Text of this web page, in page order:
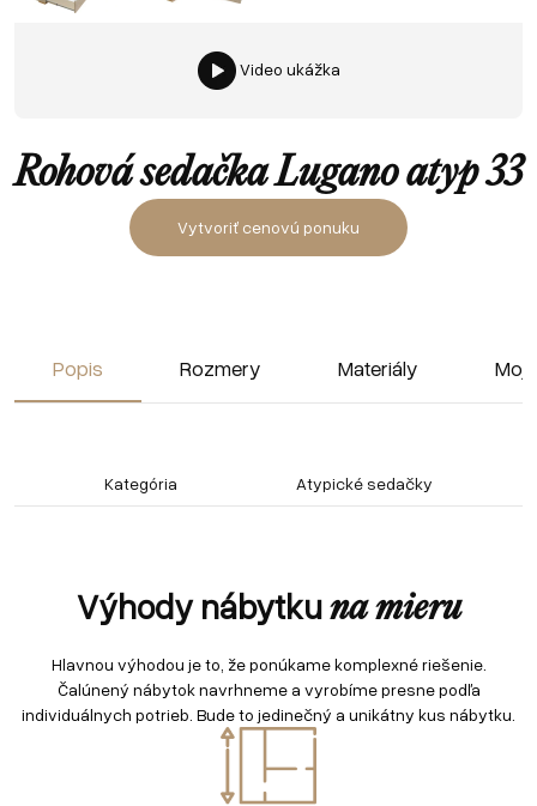
Video ukážka
Rohová sedačka Lugano atyp 33
Vytvoriť cenovú ponuku
Popis Rozmery Materiály
Kategória Atypické sedačky
Výhody nábytkuna mieru
Hlavnou výhodou je to, že ponúkame komplexné riešenie.
Čalúnený nábytok navrhneme a vyrobíme presne podľa
individuálnych potrieb. Bude to jedinečný a unikátny kus nábytku.